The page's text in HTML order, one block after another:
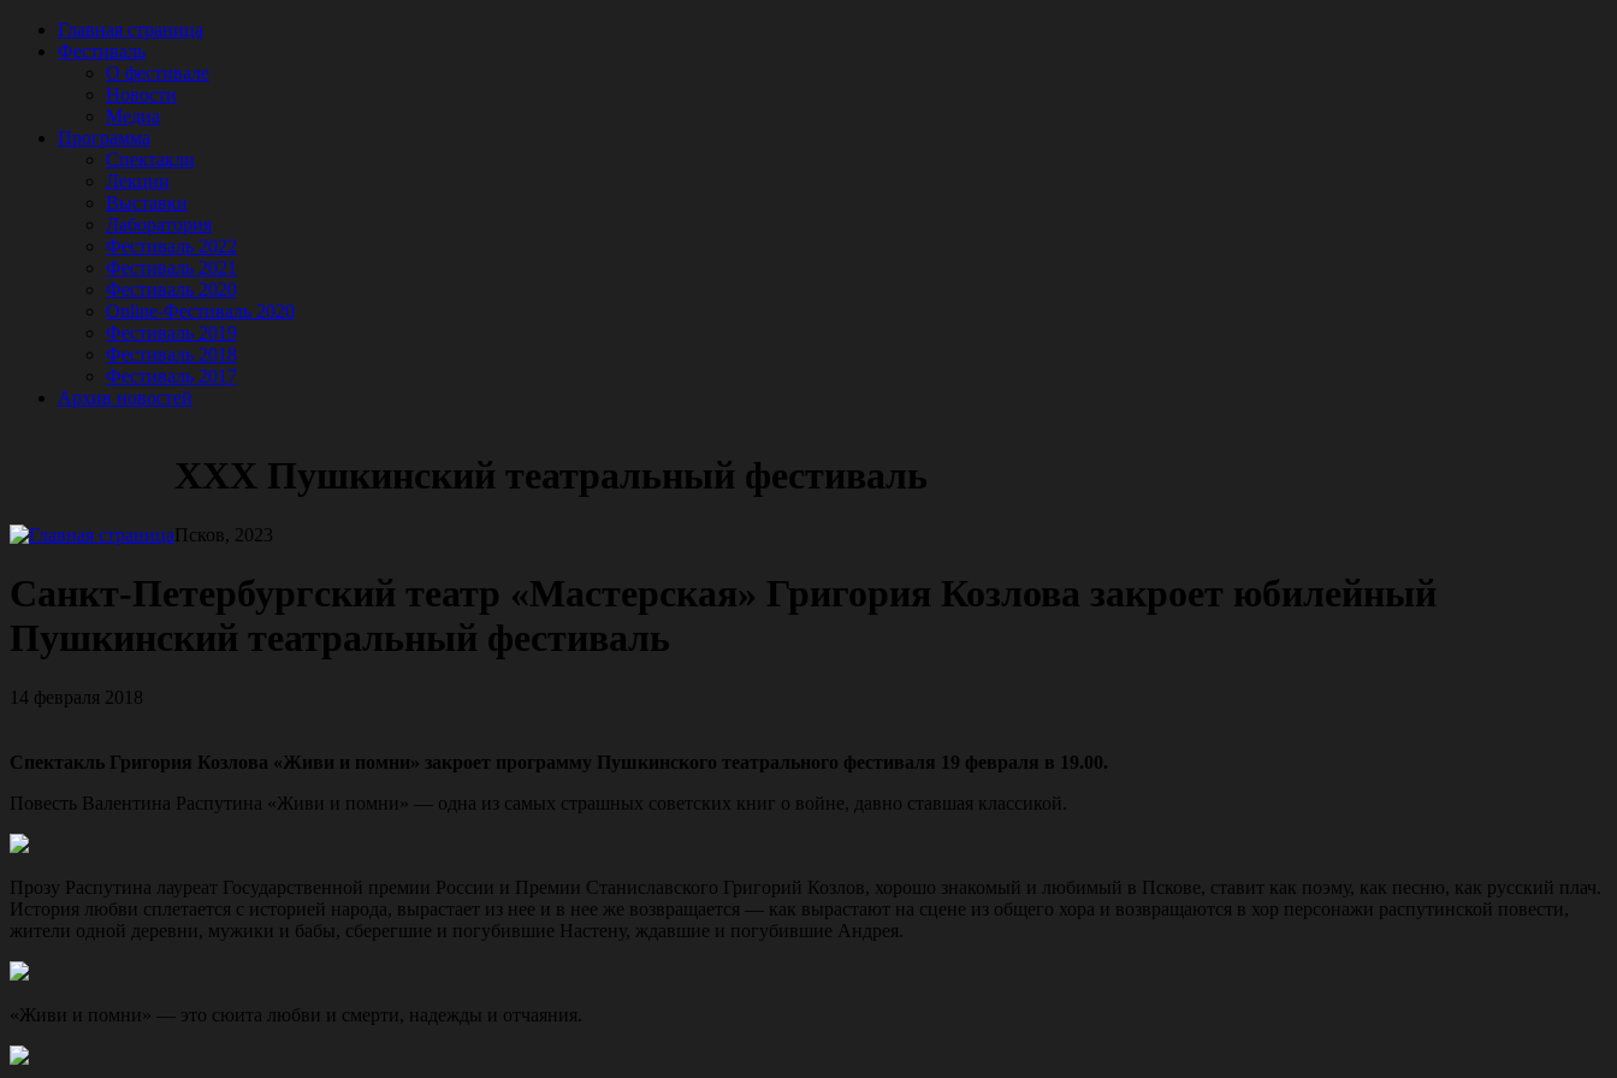
Главная страница
Фестиваль
О фестивале
Новости
Медиа
Программа
Спектакли
Лекции
Выставки
Лаборатория
Фестиваль 2022
Фестиваль 2021
Фестиваль 2020
Online-Фестиваль 2020
Фестиваль 2019
Фестиваль 2018
Фестиваль 2017
Архив новостей
XXX Пушкинский театральный фестиваль
Псков, 2023
Санкт-Петербургский театр «Мастерская» Григория Козлова закроет юбилейный
Пушкинский театральный фестиваль
14 февраля 2018
Спектакль Григория Козлова «Живи и помни» закроет программу Пушкинского театрального фестиваля 19 февраля в 19.00.
Повесть Валентина Распутина «Живи и помни» — одна из самых страшных советских книг о войне, давно ставшая классикой.
Прозу Распутина лауреат Государственной премии России и Премии Станиславского Григорий Козлов, хорошо знакомый и любимый в Пскове, ставит как поэму, как песню, как русский плач.
История любви сплетается с историей народа, вырастает из нее и в нее же возвращается — как вырастают на сцене из общего хора и возвращаются в хор персонажи распутинской повести,
жители одной деревни, мужики и бабы, сберегшие и погубившие Настену, ждавшие и погубившие Андрея.
«Живи и помни» — это сюита любви и смерти, надежды и отчаяния.